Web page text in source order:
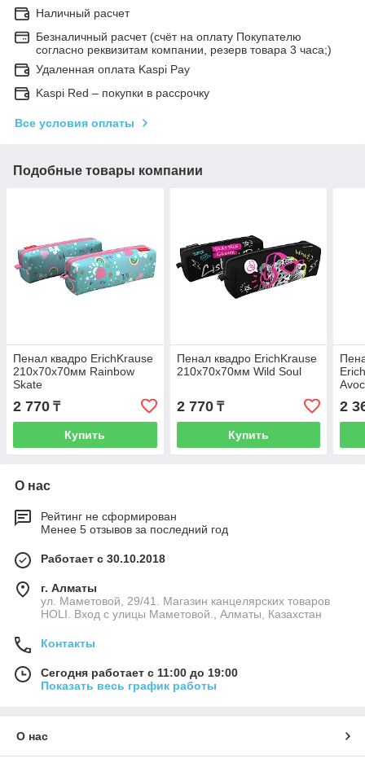
Наличный расчет
Безналичный расчет (счёт на оплату Покупателю
согласно реквизитам компании, резерв товара 3 часа;)
Удаленная оплата Kaspi Pay
Kaspi Red – покупки в рассрочку
Все условия оплаты
Подобные товары компании
Пенал квадро ErichKrause
210x70x70мм Rainbow
Skate
2 770 ₸
Купить
Пенал квадро ErichKrause
210x70x70мм Wild Soul
2 770₸
Купить
2
О нас
Рейтинг не сформирован
Менее 5 отзывов за последний год
Работает с 30.10.2018
г. Алматы
ул. Маметовой, 29/41. Магазин канцелярских товаров
HOLI. Вход с улицы Маметовой., Алматы, Казахстан
Контакты
Сегодня работает с 11:00 до 19:00
Показать весь график работы
О нас